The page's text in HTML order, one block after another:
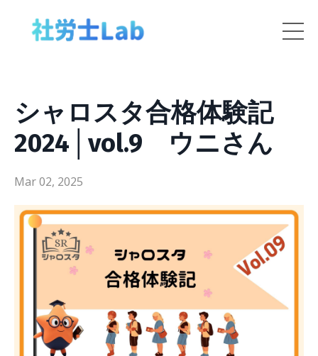
シャロスタ合格体験記
2024│vol.9 ウニさん
Mar 02, 2025